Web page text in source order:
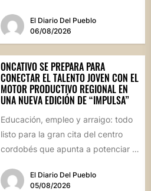
El Diario Del Pueblo
06/08/2026
ONCATIVO SE PREPARA PARA
CONECTAR EL TALENTO JOVEN CON EL
MOTOR PRODUCTIVO REGIONAL EN
UNA NUEVA EDICIÓN DE “IMPULSA”
Educación, empleo y arraigo: todo
listo para la gran cita del centro
cordobés que apunta a potenciar el
El Diario Del Pueblo
05/08/2026